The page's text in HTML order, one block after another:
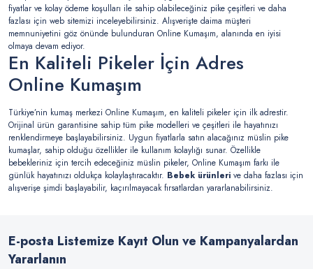
fiyatlar ve kolay ödeme koşulları ile sahip olabileceğiniz pike çeşitleri ve daha
fazlası için web sitemizi inceleyebilirsiniz. Alışverişte daima müşteri
memnuniyetini göz önünde bulunduran Online Kumaşım, alanında en iyisi
olmaya devam ediyor.
En Kaliteli Pikeler İçin Adres
Online Kumaşım
Türkiye’nin kumaş merkezi Online Kumaşım, en kaliteli pikeler için ilk adrestir.
Orijinal ürün garantisine sahip tüm pike modelleri ve çeşitleri ile hayatınızı
renklendirmeye başlayabilirsiniz. Uygun fiyatlarla satın alacağınız müslin pike
kumaşlar, sahip olduğu özellikler ile kullanım kolaylığı sunar. Özellikle
bebekleriniz için tercih edeceğiniz müslin pikeler, Online Kumaşım farkı ile
günlük hayatınızı oldukça kolaylaştıracaktır. Bebek ürünleri ve daha fazlası için
alışverişe şimdi başlayabilir, kaçırılmayacak fırsatlardan yararlanabilirsiniz.
E-posta Listemize Kayıt Olun ve Kampanyalardan
Yararlanın